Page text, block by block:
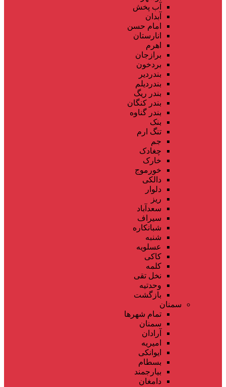
آب پخش
آبدان
امام حسن
انارستان
اهرم
برازجان
بردخون
بندردیر
بندردیلم
بندر ریگ
بندر کنگان
بندر گناوه
بنک
تنگ ارم
جم
چغادک
خارک
خورموج
دالکی
دلوار
ریز
سعدآباد
سیراف
شبانکاره
شنبه
عسلویه
کاکی
کلمه
نخل تقی
وحدتیه
بازگشت
سمنان
تمام شهر‌ها
سمنان
آرادان
امیریه
ایوانکی
بسطام
بیارجمند
دامغان